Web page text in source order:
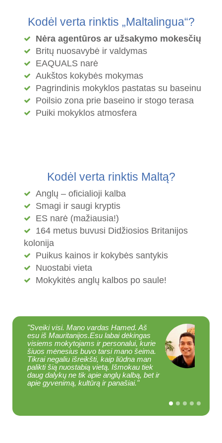
Kodėl verta rinktis „Maltalingua“?
Nėra agentūros ar užsakymo mokesčių
Britų nuosavybė ir valdymas
EAQUALS narė
Aukštos kokybės mokymas
Pagrindinis mokyklos pastatas su baseinu
Poilsio zona prie baseino ir stogo terasa
Puiki mokyklos atmosfera
Kodėl verta rinktis Maltą?
Anglų – oficialioji kalba
Smagi ir saugi kryptis
ES narė (mažiausia!)
164 metus buvusi Didžiosios Britanijos
kolonija
Puikus kainos ir kokybės santykis
Nuostabi vieta
Mokykitės anglų kalbos po saule!
"Sveiki visi. Mano vardas Hamed. Aš
esu iš Mauritanijos.Esu labai dėkingas
visiems mokytojams ir personalui, kurie
šiuos mėnesius buvo tarsi mano šeima.
Tikrai negaliu išreikšti, kaip liūdna man
palikti šią nuostabią vietą. Išmokau tiek
daug dalykų ne tik apie anglų kalbą, bet ir
apie gyvenimą, kultūrą ir panašiai."